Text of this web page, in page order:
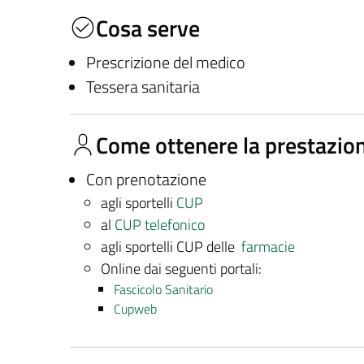
Cosa serve
Prescrizione del medico
Tessera sanitaria
Come ottenere la
Con prenotazione
agli sportelli CUP
al CUP telefonico
agli sportelli CUP delle farmacie
Online dai seguenti portali:
Fascicolo Sanitario
Cupweb